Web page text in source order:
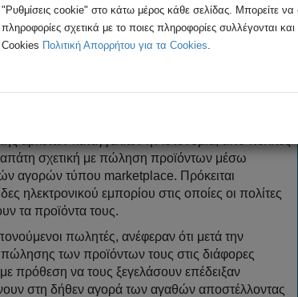
ΠΡΟΣΟΧΗ - Διαδικτυακή απάτη μέσω
- Διαδικτυακή
αρκετών καταγγελιών η Αστυνομία, από πολίτες
απάτη σχετική με πώληση προϊόντων μέσω
αγορών τύπου marketplace. Πρόκειται
ηλεκτρονικού εμπορίου στις οποίες οι πολίτες
τα προϊόντα τους.
πωλητές, ανέφεραν ότι μετά την
των προϊόντων τους στις διάφορες
με πρόθεση να τους ξεγελάσουν επέδειξαν
στη δήθεν αγορά των αγαθών αποστέλλοντας
"Ρυθμίσεις cookie" στο κάτω μέρος κάθε σελίδας. Μπορείτε
πληροφορίες σχετικά με το ποιες πληροφορίες συλλέγονται
Cookies Πολιτική Απορρήτου για τα Cookies.